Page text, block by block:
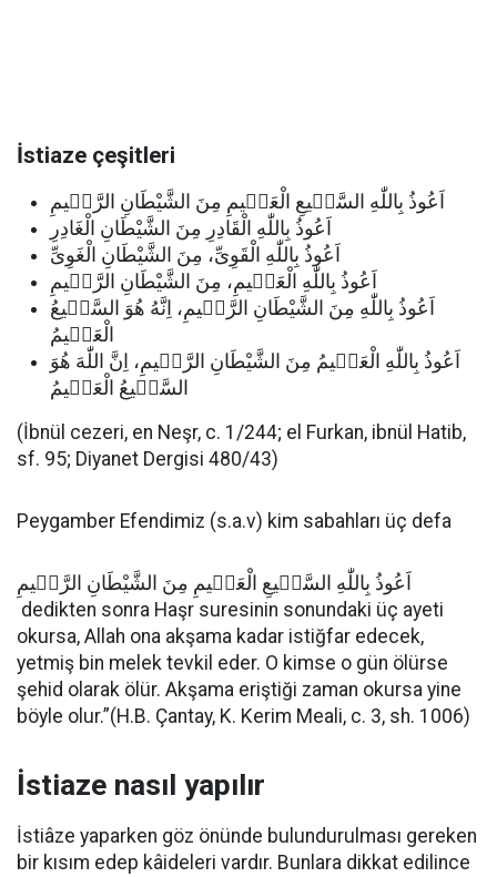
İstiaze çeşitleri
اَعُوذُ بِاللّٰهِ السَّم۪يعِ الْعَل۪يمِ مِنَ الشَّيْطَانِ الرَّج۪يمِ
اَعُوذُ بِاللّٰهِ الْقَادِرِ مِنَ الشَّيْطَانِ الْغَادِرِ
اَعُوذُ بِاللّٰهِ الْقَوِىِّ، مِنَ الشَّيْطَانِ الْغَوِىِّ
اَعُوذُ بِاللّٰهِ الْعَظ۪يمِ، مِنَ الشَّيْطَانِ الرَّج۪يمِ
اَعُوذُ بِاللّٰهِ مِنَ الشَّيْطَانِ الرَّج۪يمِ، اِنَّهُ هُوَ السَّم۪يعُ
الْعَل۪يمُ
اَعُوذُ بِاللّٰهِ الْعَظ۪يمُ مِنَ الشَّيْطَانِ الرَّج۪يمِ، اِنَّ اللّٰهَ هُوَ
السَّم۪يعُ الْعَل۪يمُ
(İbnül cezeri, en Neşr, c. 1/244; el Furkan, ibnül Hatib,
sf. 95; Diyanet Dergisi 480/43)
Peygamber Efendimiz (s.a.v) kim sabahları üç defa
اَعُوذُ بِاللّٰهِ السَّم۪يعِ الْعَل۪يمِ مِنَ الشَّيْطَانِ الرَّج۪يمِ
dedikten sonra Haşr suresinin sonundaki üç ayeti
okursa, Allah ona akşama kadar istiğfar edecek,
yetmiş bin melek tevkil eder. O kimse o gün ölürse
şehid olarak ölür. Akşama eriştiği zaman okursa yine
böyle olur.”(H.B. Çantay, K. Kerim Meali, c. 3, sh. 1006)
İstiaze nasıl yapılır
İstiâze yaparken göz önünde bulundurulması gereken
bir kısım edep kâideleri vardır. Bunlara dikkat edilince